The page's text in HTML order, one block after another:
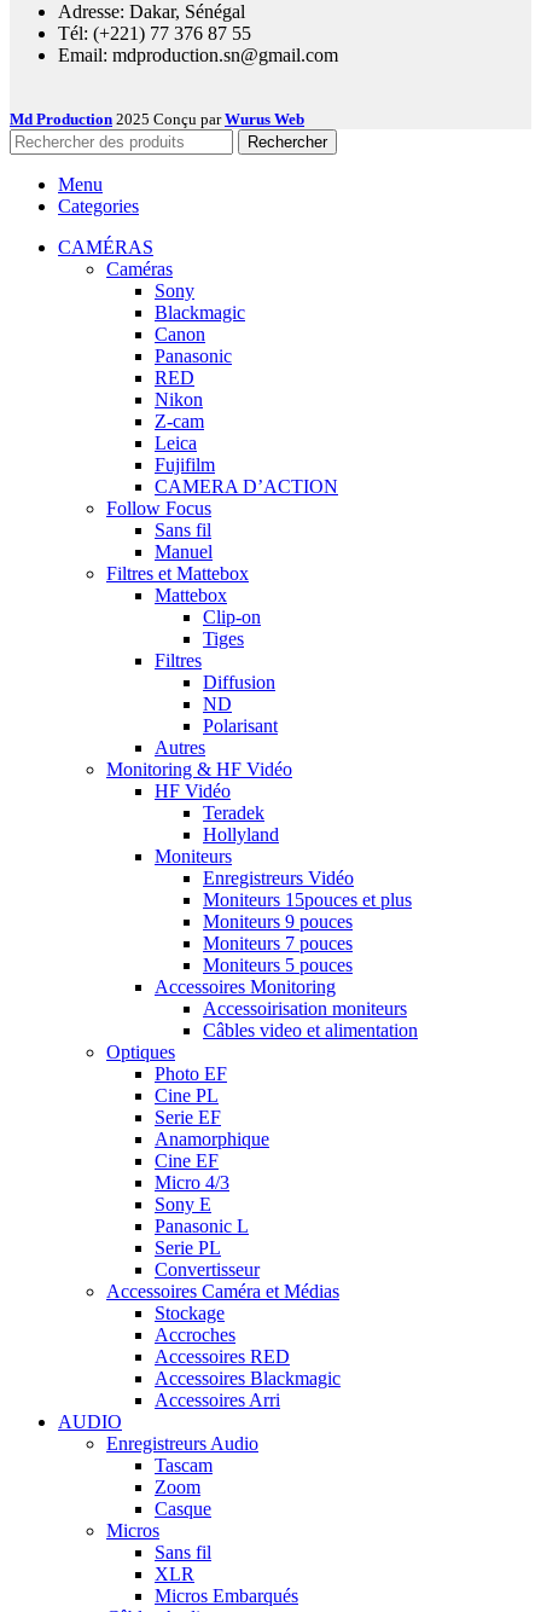
Adresse: Dakar, Sénégal
Tél: (+221) 77 376 87 55
Email: mdproduction.sn@gmail.com
Md Production 2025 Conçu parWurus Web
Rechercher
Menu
Categories
CAMÉRAS
Caméras
Sony
Blackmagic
Canon
Panasonic
RED
Nikon
Z-cam
Leica
Fujifilm
CAMERA D’ACTION
Follow Focus
Sans fil
Manuel
Filtres et Mattebox
Mattebox
Clip-on
Tiges
Filtres
Diffusion
ND
Polarisant
Autres
Monitoring & HF Vidéo
HF Vidéo
Teradek
Hollyland
Moniteurs
Enregistreurs Vidéo
Moniteurs 15pouces et plus
Moniteurs 9 pouces
Moniteurs 7 pouces
Moniteurs 5 pouces
Accessoires Monitoring
Accessoirisation moniteurs
Câbles video et alimentation
Optiques
Photo EF
Cine PL
Serie EF
Anamorphique
Cine EF
Micro 4/3
Sony E
Panasonic L
Serie PL
Convertisseur
Accessoires Caméra et Médias
Stockage
Accroches
Accessoires RED
Accessoires Blackmagic
Accessoires Arri
AUDIO
Enregistreurs Audio
Tascam
Zoom
Casque
Micros
Sans fil
XLR
Micros Embarqués